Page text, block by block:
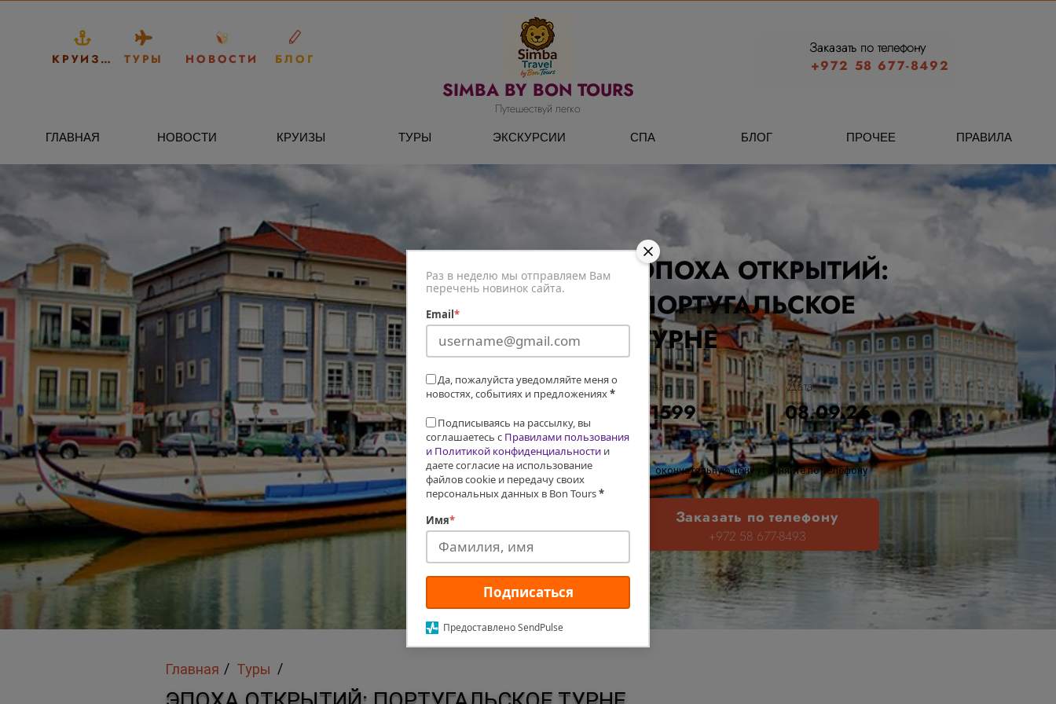
Раз в неделю мы отправляем Вам
перечень новинок сайта.
Email*
Да, пожалуйста уведомляйте меня о
новостях, событиях и предложениях*
Подписываясь на рассылку, вы
соглашаетесь с Правилами пользования
и Политикой конфиденциальности и
даете согласие на использование
файлов cookie и передачу своих
персональных данных в Bon Tours*
Имя*
Подписаться
Предоставлено SendPulse
КРУИЗЫ ТУРЫ НОВОСТИ БЛОГ
Путешествуй легко
SIMBA BY BON TOURS
+972 58 677-8492
Заказать по телефону
ГЛАВНАЯ НОВОСТИ КРУИЗЫ ТУРЫ ЭКСКУРСИИ СПА БЛОГ ПРОЧЕЕ ПРАВИЛА
ЭПОХА ОТКРЫТИЙ:
ПОРТУГАЛЬСКОЕ
ТУРНЕ
Цена
€1599
Дата
08.09.26
окончательную цену уточняйте по телефону
Заказать по телефону
+972 58 677-8493
Главная / Туры /